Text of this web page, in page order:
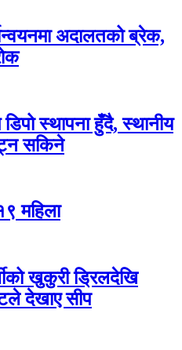
अदालतको ब्रेक,
स्थापना हुँदै, स्थानीय
सकिने
महिला
खुकुरी ड्रिलदेखि
देखाए सीप